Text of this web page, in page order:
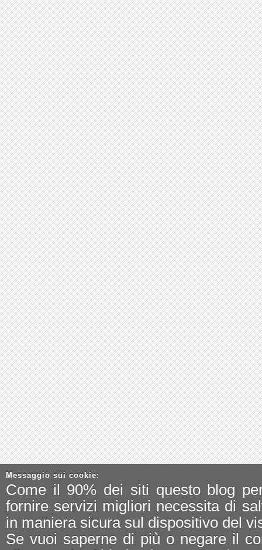
Messaggio sui cookie:
Come il 90% dei siti questo blog
fornire servizi migliori necessita di
in maniera sicura sul dispositivo del
Se vuoi saperne di più o negare il